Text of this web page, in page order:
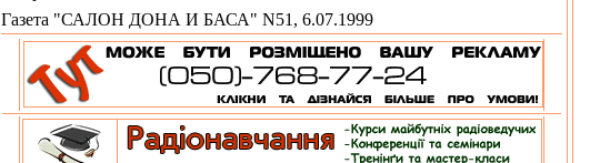
Газета "САЛОН ДОНА И БАСА" N51, 6.07.1999